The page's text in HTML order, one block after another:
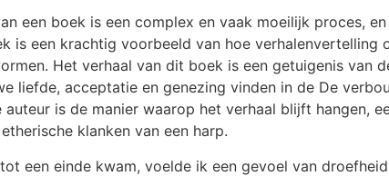
een boek is een complex en vaak moeilijk proces,
is een krachtig voorbeeld van hoe
Het verhaal van dit boek is een getuigenis van
liefde, acceptatie en genezing vinden in de De
is de manier waarop het verhaal blijft hangen,
klanken van een harp.
een einde kwam, voelde ik een gevoel van